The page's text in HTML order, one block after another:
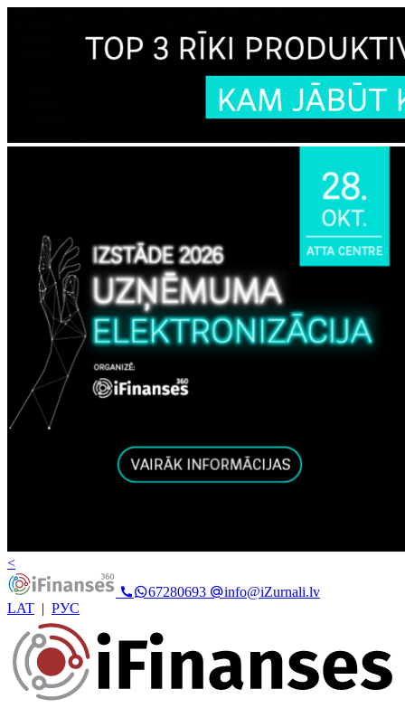
<
67280693
info@iZurnali.lv
LAT | РУС